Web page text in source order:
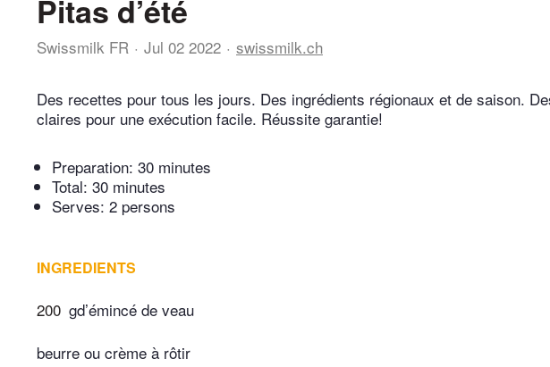
Pitas d’été
Swissmilk FR Jul 02 2022 swissmilk.ch
Des recettes pour tous les jours. Des ingrédients régionaux et de saison.
claires pour une exécution facile. Réussite garantie!
Preparation: 30 minutes
Total: 30 minutes
Serves: 2 persons
INGREDIENTS
200 gd’émincé de veau
beurre ou crème à rôtir